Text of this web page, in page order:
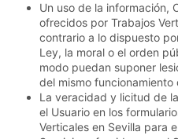
Un uso de la información,
ofrecidos por Trabajos
contrario a lo dispuesto
Ley, la moral o el orden
modo puedan suponer
del mismo funcionamiento
La veracidad y licitud de
el Usuario en los
Verticales en Sevilla para